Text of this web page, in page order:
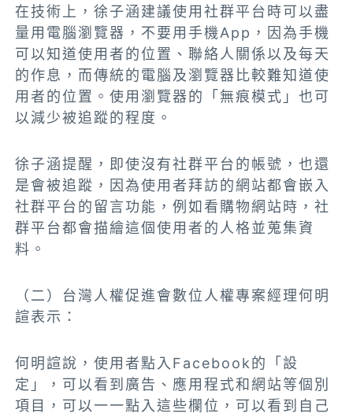
在技術上，徐子涵建議使用社群平台時可以盡
量用電腦瀏覽器，不要用手機App，因為手機
可以知道使用者的位置、聯絡人關係以及每天
的作息，而傳統的電腦及瀏覽器比較難知道使
用者的位置。使用瀏覽器的「無痕模式」也可
以減少被追蹤的程度。
徐子涵提醒，即使沒有社群平台的帳號，也還
是會被追蹤，因為使用者拜訪的網站都會嵌入
社群平台的留言功能，例如看購物網站時，社
群平台都會描繪這個使用者的人格並蒐集資
料。
（二）台灣人權促進會數位人權專案經理何明
諠表示：
何明諠說，使用者點入Facebook的「設
定」，可以看到廣告、應用程式和網站等個別
項目，可以一一點入這些欄位，可以看到自己